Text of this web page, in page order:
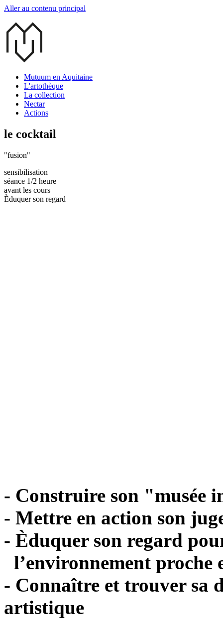
Aller au contenu principal
Mutuum en Aquitaine
L'artothèque
La collection
Nectar
Actions
le cocktail
"fusion"
sensibilisation
séance 1/2 heure
avant les cours
Èduquer son regard
- Construire son "musée
- Mettre en action son
- Èduquer son regard
l’environnement proche
- Connaître et trouver sa
artistique